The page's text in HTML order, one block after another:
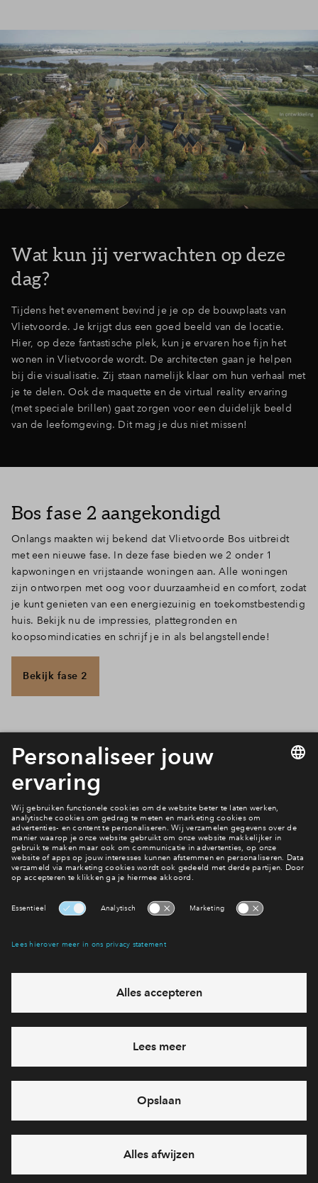
Wat kun jij verwachten op deze
dag?
Tijdens het evenement bevind je je op de bouwplaats van
Vlietvoorde. Je krijgt dus een goed beeld van de locatie.
Hier, op deze fantastische plek, kun je ervaren hoe fijn het
wonen in Vlietvoorde wordt. De architecten gaan je helpen
bij die visualisatie. Zij staan namelijk klaar om hun verhaal met
je te delen. Ook de maquette en de virtual reality ervaring
(met speciale brillen) gaat zorgen voor een duidelijk beeld
van de leefomgeving. Dit mag je dus niet missen!
Bos fase 2 aangekondigd
Onlangs maakten wij bekend dat Vlietvoorde Bos uitbreidt
met een nieuwe fase. In deze fase bieden we 2 onder 1
kapwoningen en vrijstaande woningen aan. Alle woningen
zijn ontworpen met oog voor duurzaamheid en comfort, zodat
je kunt genieten van een energiezuinig en toekomstbestendig
huis. Bekijk nu de impressies, plattegronden en
koopsomindicaties en schrijf je in als belangstellende!
Bekijk fase 2
Verhinderd?
Lukt het jou niet om langs te komen op ons event, maar heb
jij wel vragen over Plas of Bos? Stel dan jouw vraag
Benieuwd naar de woningen?
Bekijk het woningaanbod
eventuele projecten
Ja, ik wil mij aanmelden
Heb je een vraag en wil je direct antwoord? Bel ons op088
71 22 618
6 dagen per week beschikbaar (behalve tijdens
feestdagen)
vandaag van 09:00 - 18:00 uur